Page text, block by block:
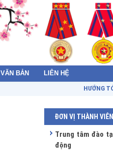
VĂN BẢN LIÊN HỆ
HƯỚNG
ĐƠN VỊ THÀNH VIÊN
Trung tâm đào
động